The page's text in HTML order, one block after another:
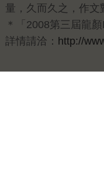
量，久而久之，作
＊「2008第三屆龍
詳情請洽： http://